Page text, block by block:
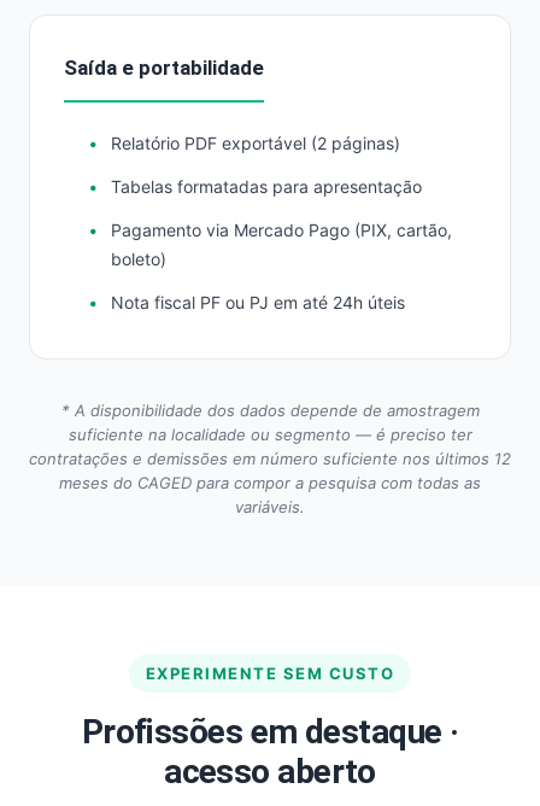
Saída e portabilidade
Relatório PDF exportável (2 páginas)
Tabelas formatadas para apresentação
Pagamento via Mercado Pago (PIX, cartão,
boleto)
Nota fiscal PF ou PJ em até 24h úteis
* A disponibilidade dos dados depende de amostragem
suficiente na localidade ou segmento — é preciso ter
contratações e demissões em número suficiente nos últimos 12
meses do CAGED para compor a pesquisa com todas as
variáveis.
EXPERIMENTE SEM CUSTO
Profissões em destaque ·
acesso aberto